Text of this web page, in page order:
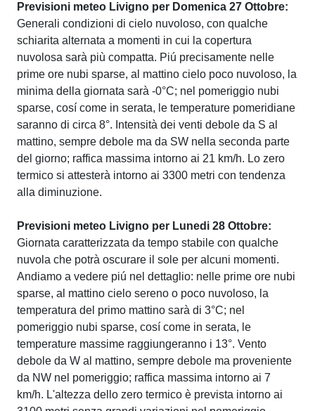
Previsioni meteo Livigno per Domenica 27 Ottobre:
Generali condizioni di cielo nuvoloso, con qualche
schiarita alternata a momenti in cui la copertura
nuvolosa sarà più compatta. Piú precisamente nelle
prime ore nubi sparse, al mattino cielo poco nuvoloso, la
minima della giornata sarà -0°C; nel pomeriggio nubi
sparse, cosí come in serata, le temperature pomeridiane
saranno di circa 8°. Intensità dei venti debole da S al
mattino, sempre debole ma da SW nella seconda parte
del giorno; raffica massima intorno ai 21 km/h. Lo zero
termico si attesterà intorno ai 3300 metri con tendenza
alla diminuzione.
Previsioni meteo Livigno per Lunedi 28 Ottobre:
Giornata caratterizzata da tempo stabile con qualche
nuvola che potrà oscurare il sole per alcuni momenti.
Andiamo a vedere piú nel dettaglio: nelle prime ore nubi
sparse, al mattino cielo sereno o poco nuvoloso, la
temperatura del primo mattino sarà di 3°C; nel
pomeriggio nubi sparse, cosí come in serata, le
temperature massime raggiungeranno i 13°. Vento
debole da W al mattino, sempre debole ma proveniente
da NW nel pomeriggio; raffica massima intorno ai 7
km/h. L'altezza dello zero termico è prevista intorno ai